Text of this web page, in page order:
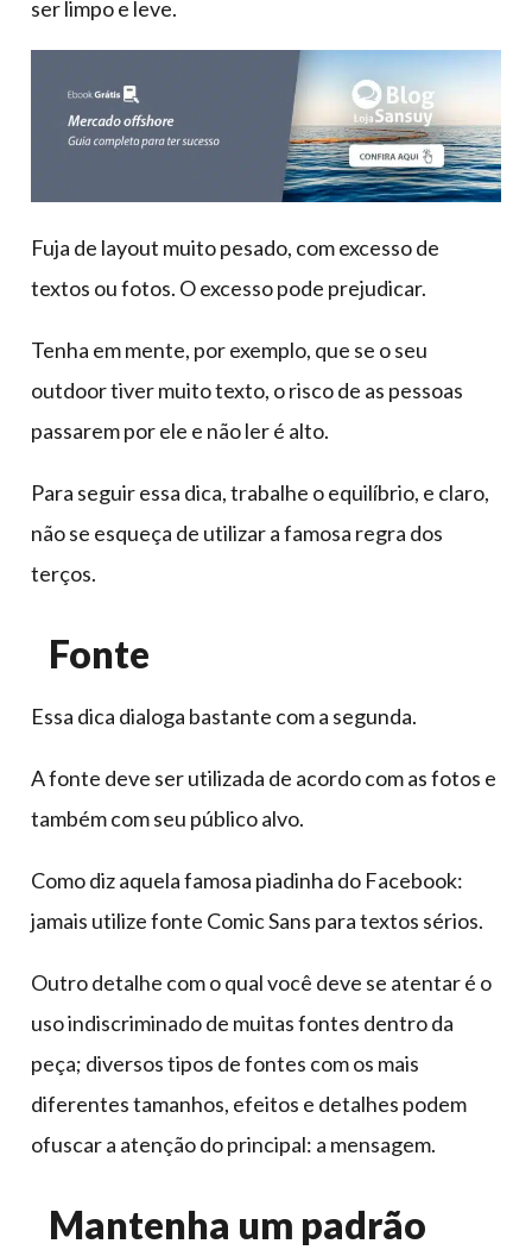
ser limpo e leve.
Fuja de layout muito pesado, com excesso de
textos ou fotos. O excesso pode prejudicar.
Tenha em mente, por exemplo, que se o seu
outdoor tiver muito texto, o risco de as pessoas
passarem por ele e não ler é alto.
Para seguir essa dica, trabalhe o equilíbrio, e claro,
não se esqueça de utilizar a famosa regra dos
terços.
Fonte
Essa dica dialoga bastante com a segunda.
A fonte deve ser utilizada de acordo com as fotos e
também com seu público alvo.
Como diz aquela famosa piadinha do Facebook:
jamais utilize fonte Comic Sans para textos sérios.
Outro detalhe com o qual você deve se atentar é o
uso indiscriminado de muitas fontes dentro da
peça; diversos tipos de fontes com os mais
diferentes tamanhos, efeitos e detalhes podem
ofuscar a atenção do principal: a mensagem.
Mantenha um padrão